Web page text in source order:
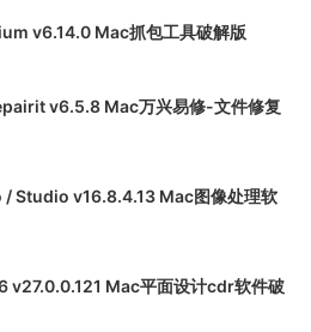
v6.14.0 Mac抓包工具破解版
v6.5.8 Mac万兴易修-文件修复
Studio v16.8.4.13 Mac图像处理软
v27.0.0.121 Mac平面设计cdr软件破